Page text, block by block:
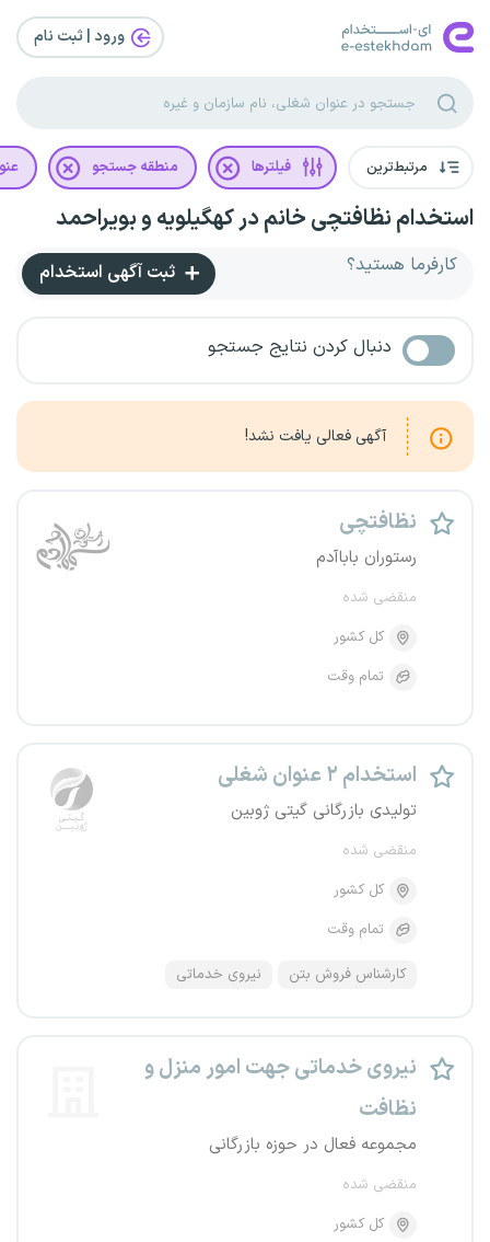
ورود | ثبت‌ نام
مرتبط‌ترین فیلترها منطقه جستجو
استخدام نظافتچی خانم در کهگیلویه و بویراحمد
کارفرما هستید؟ ثبت آگهی استخدام
دنبال کردن نتایج جستجو
آگهی فعالی یافت نشد!
نظافتچی
رستوران باباآدم
منقضی شده
کل کشور
تمام وقت
استخدام ۲ عنوان شغلی
تولیدی بازرگانی گیتی ژوبین
منقضی شده
کل کشور
تمام وقت
کارشناس فروش بتن نیروی خدماتی
نیروی خدماتی جهت امور منزل و
نظافت
مجموعه فعال در حوزه بازرگانی
منقضی شده
کل کشور